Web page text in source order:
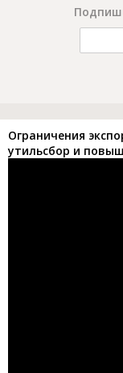
Ограничения
утильсбор и